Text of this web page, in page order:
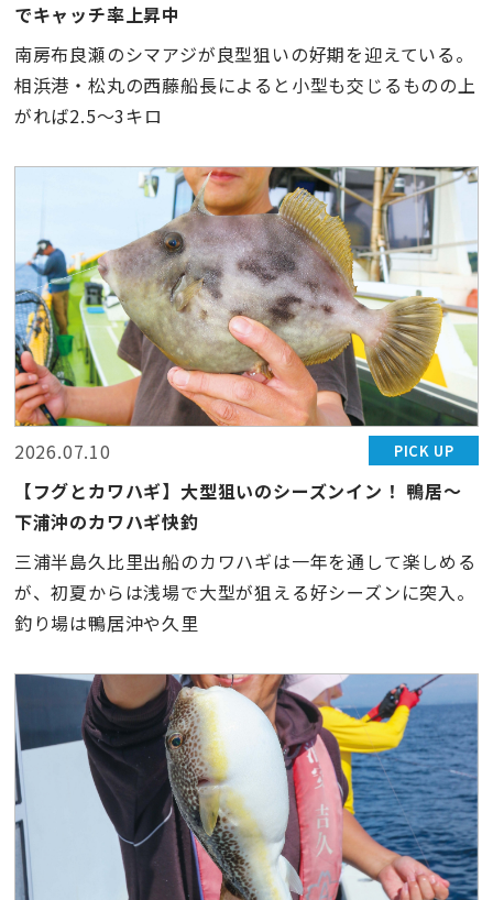
でキャッチ率上昇中
南房布良瀬のシマアジが良型狙いの好期を迎えている。
相浜港・松丸の西藤船長によると小型も交じるものの上
がれば2.5〜3キロ
2026.07.10 PICK UP
【フグとカワハギ】大型狙いのシーズンイン！ 鴨居〜
下浦沖のカワハギ快釣
三浦半島久比里出船のカワハギは一年を通して楽しめる
が、初夏からは浅場で大型が狙える好シーズンに突入。
釣り場は鴨居沖や久里